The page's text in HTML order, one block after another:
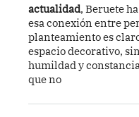
actualidad, Beruete
esa conexión entre
planteamiento es
espacio decorativo,
humildad y
que no